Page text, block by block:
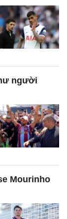
người
Mourinho